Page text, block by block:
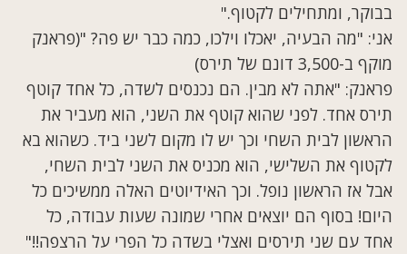
בבוקר, ומתחילים לקטוף."
אני: "מה הבעיה, יאכלו וילכו, כמה כבר יש פה? "(פראנק
מוקף ב-3,500 דונם של תירס)
פראנק: "אתה לא מבין. הם נכנסים לשדה, כל אחד קוטף
תירס אחד. לפני שהוא קוטף את השני, הוא מעביר את
הראשון לבית השחי וכך יש לו מקום לשני ביד. כשהוא בא
לקטוף את השלישי, הוא מכניס את השני לבית השחי,
אבל אז הראשון נופל. וכך האידיוטים האלה ממשיכים כל
היום! בסוף הם יוצאים אחרי שמונה שעות עבודה, כל
אחד עם שני תירסים ואצלי בשדה כל הפרי על הרצפה!!"